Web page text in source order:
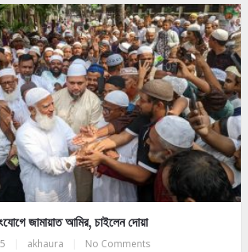
জামায়াত আমির, চাইলেন দোয়া
akhaura No Comments